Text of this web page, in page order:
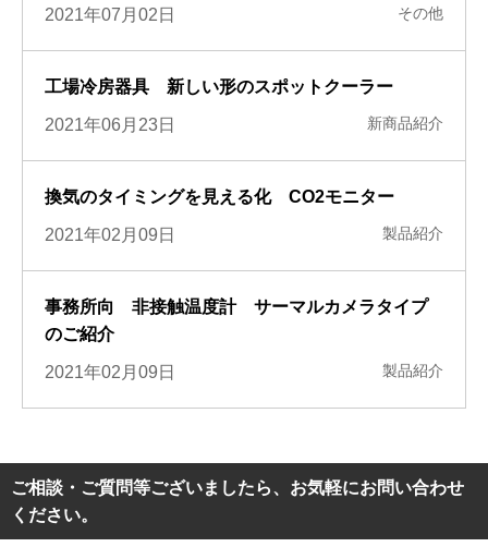
2021年07月02日 その他
工場冷房器具 新しい形のスポットクーラー
2021年06月23日 新商品紹介
換気のタイミングを見える化 CO2モニター
2021年02月09日 製品紹介
事務所向 非接触温度計 サーマルカメラタイプ
のご紹介
2021年02月09日 製品紹介
ご相談・ご質問等ございましたら、お気軽にお問い合わせ
ください。